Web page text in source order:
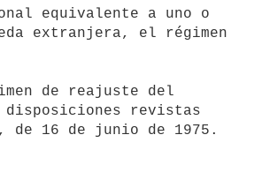
extranjera, el régimen
revistas